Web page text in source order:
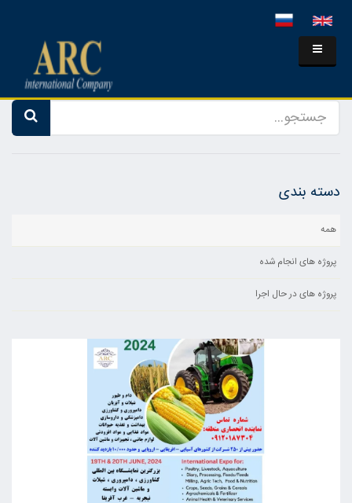
دسته بندی
همه
پروژه های انجام شده
پروژه های در حال اجرا